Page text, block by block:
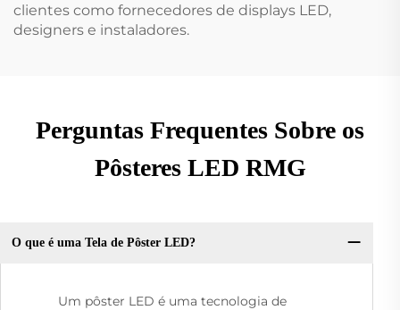
clientes como fornecedores de displays LED,
designers e instaladores.
Perguntas Frequentes Sobre os
Pôsteres LED RMG
O que é uma Tela de Pôster LED?
Um pôster LED é uma tecnologia de